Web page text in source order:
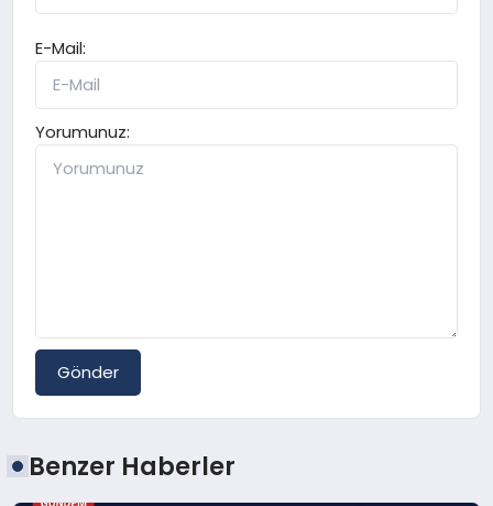
E-Mail:
Yorumunuz:
Gönder
Benzer Haberler